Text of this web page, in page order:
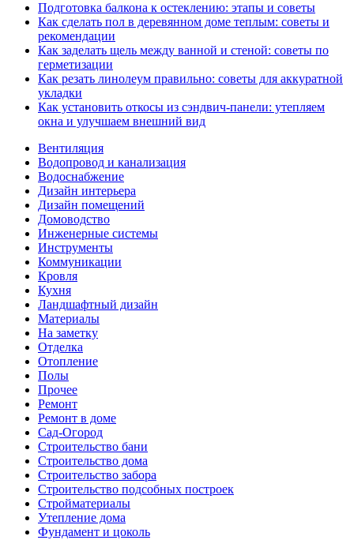
Подготовка балкона к остеклению: этапы и советы
Как сделать пол в деревянном доме теплым: советы и
рекомендации
Как заделать щель между ванной и стеной: советы по
герметизации
Как резать линолеум правильно: советы для аккуратной
укладки
Как установить откосы из сэндвич-панели: утепляем
окна и улучшаем внешний вид
Вентиляция
Водопровод и канализация
Водоснабжение
Дизайн интерьера
Дизайн помещений
Домоводство
Инженерные системы
Инструменты
Коммуникации
Кровля
Кухня
Ландшафтный дизайн
Материалы
На заметку
Отделка
Отопление
Полы
Прочее
Ремонт
Ремонт в доме
Сад-Огород
Строительство бани
Строительство дома
Строительство забора
Строительство подсобных построек
Стройматериалы
Утепление дома
Фундамент и цоколь